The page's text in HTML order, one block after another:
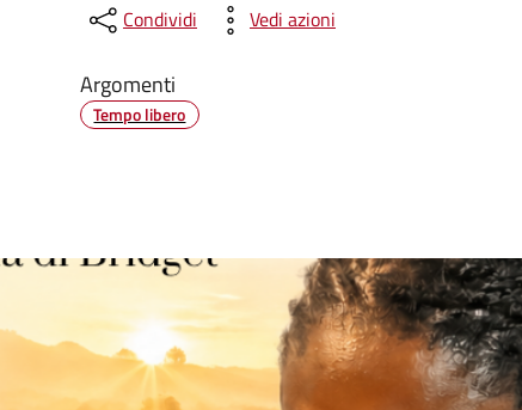
Condividi Vedi azioni
Argomenti
Tempo libero